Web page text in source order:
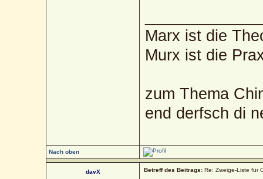
Marx ist die
Murx ist die
zum Thema
end derfsch di
Nach oben
davX Betreff des Beitrags: Re: Zweige-Liste für